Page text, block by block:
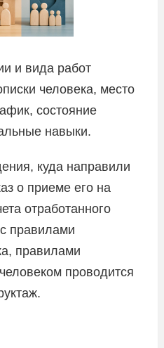
и вида работ
человека, место
состояние
навыки.
куда направили
о приеме его на
отработанного
правилами
правилами
проводится